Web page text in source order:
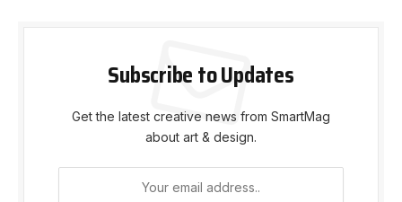
Subscribe to Updates
Get the latest creative news from SmartMag
about art & design.